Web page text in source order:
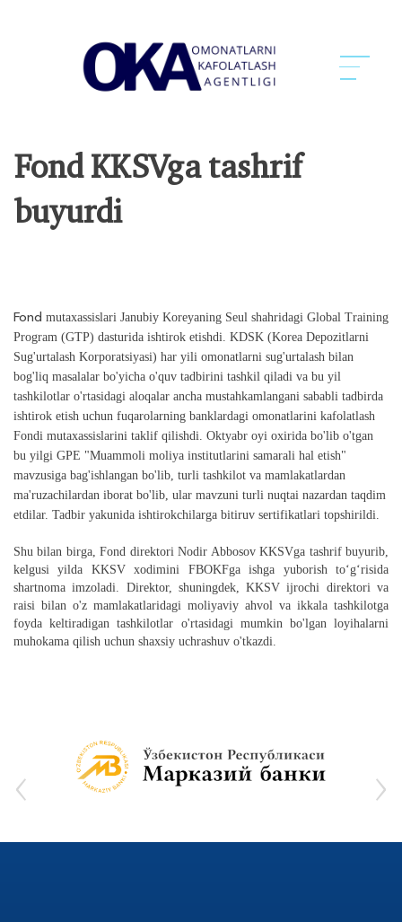
Fond KKSVga tashrif
buyurdi
Fond mutaxassislari Janubiy Koreyaning Seul shahridagi Global Training
Program (GTP) dasturida ishtirok etishdi. KDSK (Korea Depozitlarni
Sug'urtalash Korporatsiyasi) har yili omonatlarni sug'urtalash bilan
bog'liq masalalar bo'yicha o'quv tadbirini tashkil qiladi va bu yil
tashkilotlar o'rtasidagi aloqalar ancha mustahkamlangani sababli tadbirda
ishtirok etish uchun fuqarolarning banklardagi omonatlarini kafolatlash
Fondi mutaxassislarini taklif qilishdi. Oktyabr oyi oxirida bo'lib o'tgan
bu yilgi GPE "Muammoli moliya institutlarini samarali hal etish"
mavzusiga bag'ishlangan bo'lib, turli tashkilot va mamlakatlardan
ma'ruzachilardan iborat bo'lib, ular mavzuni turli nuqtai nazardan taqdim
etdilar. Tadbir yakunida ishtirokchilarga bitiruv sertifikatlari topshirildi.
Shu bilan birga,Fond direktori Nodir Abbosov KKSVga tashrif buyurib,
kelgusi yilda KKSV xodimini FBOKFga ishga yuborish to‘g‘risida
shartnoma imzoladi. Direktor, shuningdek,KKSV ijrochi direktori va
raisi bilan o'z mamlakatlaridagi moliyaviy ahvol va ikkala tashkilotga
foyda keltiradigan tashkilotlar o'rtasidagi mumkin bo'lgan loyihalarni
muhokama qilish uchun shaxsiy uchrashuv o'tkazdi.
‹ ›